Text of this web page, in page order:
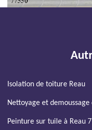
Isolation de toiture Reau
Nettoyage et
Peinture sur tuile à Reau